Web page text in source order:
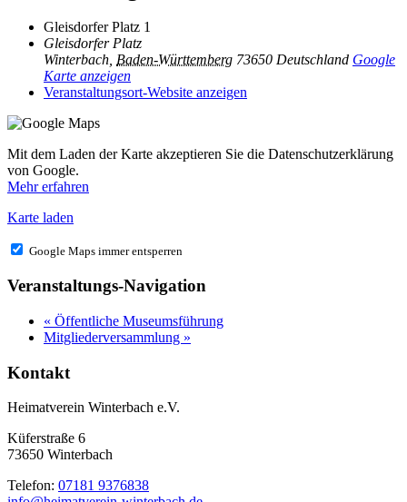
Gleisdorfer Platz 1
Gleisdorfer Platz
Winterbach, Baden-Württemberg 73650 Deutschland Google
Karte anzeigen
Veranstaltungsort-Website anzeigen
Mit dem Laden der Karte akzeptieren Sie die Datenschutzerklärung
von Google.
Mehr erfahren
Karte laden
Google Maps immer entsperren
Veranstaltungs-Navigation
« Öffentliche Museumsführung
Mitgliederversammlung »
Kontakt
Heimatverein Winterbach e.V.
Küferstraße 6
73650 Winterbach
Telefon: 07181 9376838